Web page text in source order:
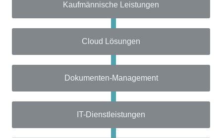
Kaufmännische Leistungen
Cloud Lösungen
Dokumenten-Management
IT-Dienstleistungen